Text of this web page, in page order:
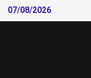
Skip
to
07/08/2026